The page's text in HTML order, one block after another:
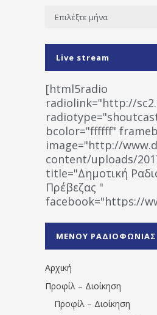
Ιστορικό
Live stream
[html5radio
radiolink="http://
bcolor="ffffff"
image="http://
content/uploads/
title="Δημοτική
Πρέβεζας "
facebook="https://
1531194763766854/"
ΜΕΝΟΥ ΡΑΔΙΟΦΩΝΙΑΣ
Αρχική
Προφίλ – Διοίκηση
Προφίλ – Διοίκηση